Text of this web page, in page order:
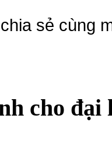
sẻ cùng
cho